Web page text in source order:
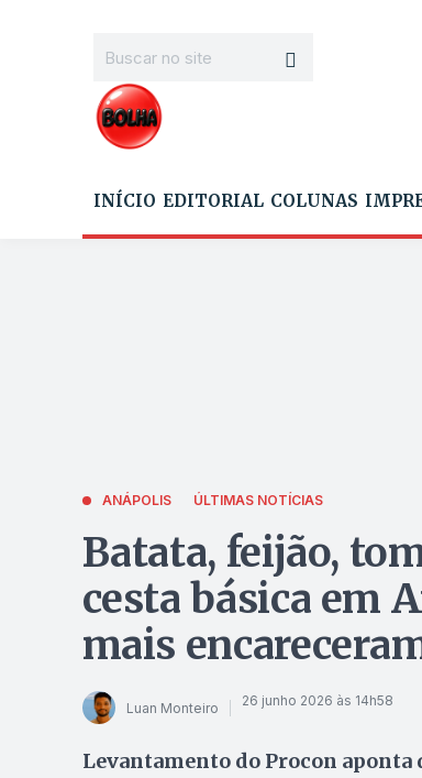
INÍCIO EDITORIAL COLUNAS
ANÁPOLIS ÚLTIMAS NOTÍCIAS
Batata, feijão,
cesta básica em
mais
Luan Monteiro 26 junho 2026 às 14h58
Levantamento do Procon aponta